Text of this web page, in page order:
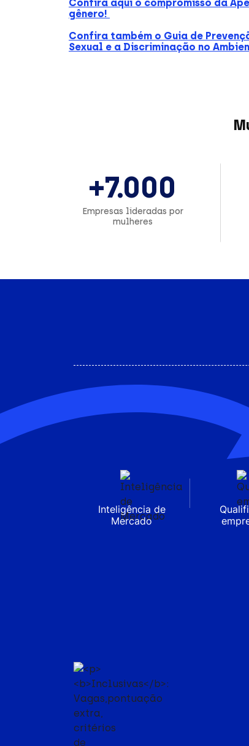
Confira aqui o compromisso da
gênero!
Confira também o Guia de
Sexual e a Discriminação no
+7.000
Empresas lideradas por
mulheres
Inteligência de
Mercado